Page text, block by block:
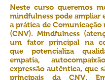
Neste curso queremos
mindfulness pode ampliar
a prática de Comunicação
(CNV). Mindfulness
um fator principal na
que potencializa
empatia,
expressão autêntica, que
principais da CNV.